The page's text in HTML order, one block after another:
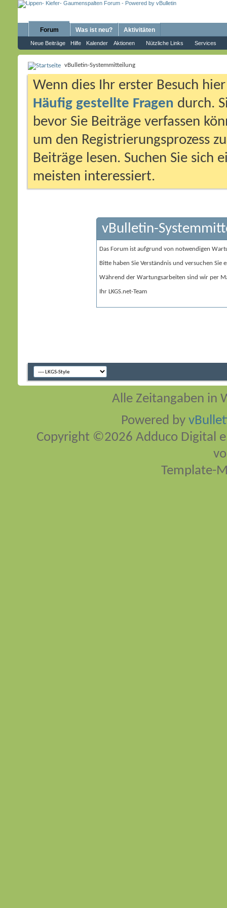
Forum
Neue Beiträge Hilfe Kalender Aktionen Nützliche Links Services
Was ist neu? Aktivitäten
vBulletin-Systemmitteilung
Wenn dies Ihr erster Besuch
Häufig gestellte Fragen durch.
bevor Sie Beiträge verfassen
um den Registrierungsprozess
Beiträge lesen. Suchen Sie sich
meisten interessiert.
vBulletin-
Das Forum ist aufgrund von notwendigen
Bitte haben Sie Verständnis und versuchen Sie
Während der Wartungsarbeiten sind wir per
Ihr LKGS.net-Team
Alle Zeitangaben in
Powered by
Copyright ©2026 Adduco Digital
Template-